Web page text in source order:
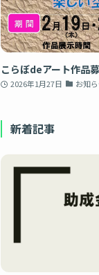
こらぼdeアート作品
2026年1月27日 お知
新着記事